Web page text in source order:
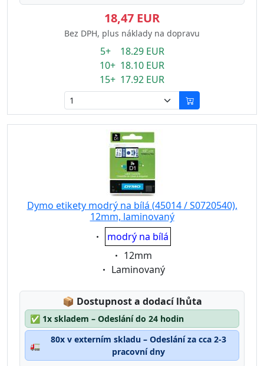
18,47 EUR
Bez DPH, plus náklady na dopravu
5+ 18.29 EUR
10+ 18.10 EUR
15+ 17.92 EUR
Dymo etikety modrý na bílá (45014 / S0720540),
12mm, laminovaný
Eigenschaft:
modrý na bílá
Eigenschaft:
12mm
Eigenschaft:
Laminovaný
📦 Lagerstatus:
Dostupnost a dodací lhůta
✅ 1x skladem – Odeslání do 24 hodin
🚛
80x v externím skladu – Odeslání za cca 2-3
pracovní dny